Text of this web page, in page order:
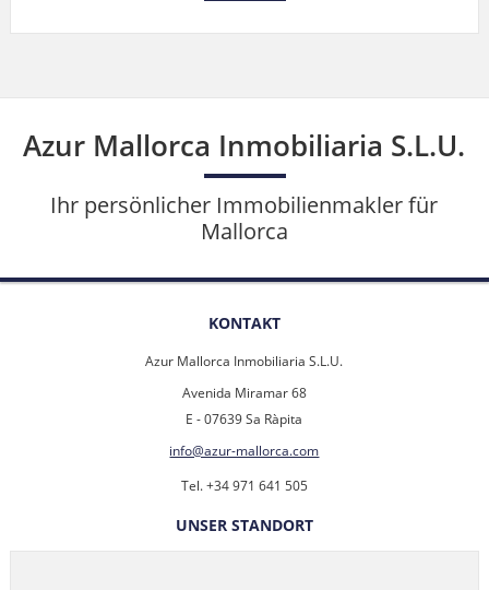
Azur Mallorca Inmobiliaria S.L.U.
Ihr persönlicher Immobilienmakler für
Mallorca
KONTAKT
Azur Mallorca Inmobiliaria S.L.U.
Avenida Miramar 68
E - 07639 Sa Ràpita
info@azur-mallorca.com
Tel. +34 971 641 505
UNSER STANDORT